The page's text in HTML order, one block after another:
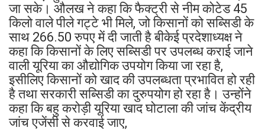
जा सके। औलख ने कहा कि फैक्ट्री से नीम कोटेड 45
किलो वाले पीले गट्टे भी मिले, जो किसानों को सब्सिडी के
साथ 266.50 रुपए में दी जाती है बीकेई प्रदेशाध्यक्ष ने
कहा कि किसानों के लिए सब्सिडी पर उपलब्ध कराई जाने
वाली यूरिया का औद्योगिक उपयोग किया जा रहा है,
इसीलिए किसानों को खाद की उपलब्धता प्रभावित हो रही
है तथा सरकारी सब्सिडी का दुरुपयोग हो रहा है। उन्होंने
कहा कि बहु करोड़ी यूरिया खाद घोटाला की जांच केंद्रीय
जांच एजेंसी से करवाई जाए,